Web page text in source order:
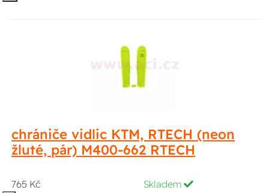
chrániče vidlic KTM, RTECH (neon
žluté, pár) M400-662 RTECH
765 Kč
Skladem